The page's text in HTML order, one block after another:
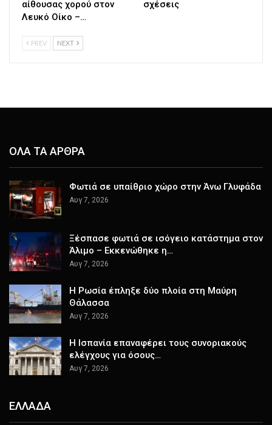
αίθουσας χορού στον
Λευκό Οίκο –…
σχέσεις
PREV NEXT
ΟΛΑ ΤΑ ΑΡΘΡΑ
Φωτιά σε υπαίθριο χώρο στην Άνω Γλυφάδα
Αυγ 7, 2026
Ξέσπασε φωτιά σε ισόγειο κατάστημα στον
Άλιμο – Εκκενώθηκε η…
Αυγ 7, 2026
Η Ρωσία έπληξε δύο πλοία στη Μαύρη
Θάλασσα
Αυγ 7, 2026
H Ισπανία επαναφέρει τους συνοριακούς
ελέγχους για όσους…
Αυγ 7, 2026
ΕΛΛΑΔΑ